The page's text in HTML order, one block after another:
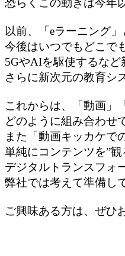
恐らくこの動きは今年
以前、「eラーニング
今後はいつでもどこで
5GやAIを駆使するなど
さらに新次元の教育シ
これからは、「動画」
どのように組み合わせ
また「動画キッカケで
単純にコンテンツを”
デジタルトランスフォ
弊社では考えて準備し
ご興味ある方は、ぜひ